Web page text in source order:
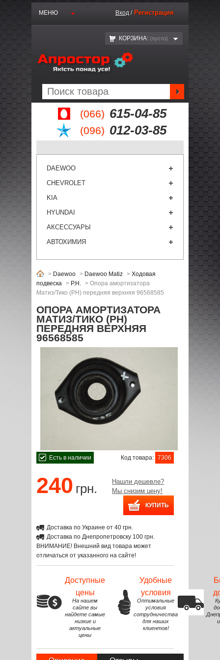
(066) 615-04-85
(096) 012-03-85
МЕНЮ Вход / Регистрация
КОРЗИНА: (пустo)
DAEWOO
CHEVROLET
KIA
HYUNDAI
АКСЕССУАРЫ
АВТОХИМИЯ
> Daewoo > Daewoo Matiz > Ходовая
подвеска > P.H. > Опора амортизатора
Матиз/Тико (РН) передняя верхняя 96568585
ОПОРА АМОРТИЗАТОРА
МАТИЗ/ТИКО (РН)
ПЕРЕДНЯЯ ВЕРХНЯЯ
96568585
Есть в наличии Код товара: 7306
240 грн.
Нашли дешевле?
Мы снизим цену!
Доставка по Украине от 40 грн.
Доставка по Днепропетровску 100 грн.
ВНИМАНИЕ! Внешний вид товара может
отличаться от указанного на сайте!
Доступные
цены
На нашем
сайте вы
найдете самые
низкие и
актуальные
цены
Удобные
условия
Оптимальные
условия
сотрудничества
для наших
клиентов!